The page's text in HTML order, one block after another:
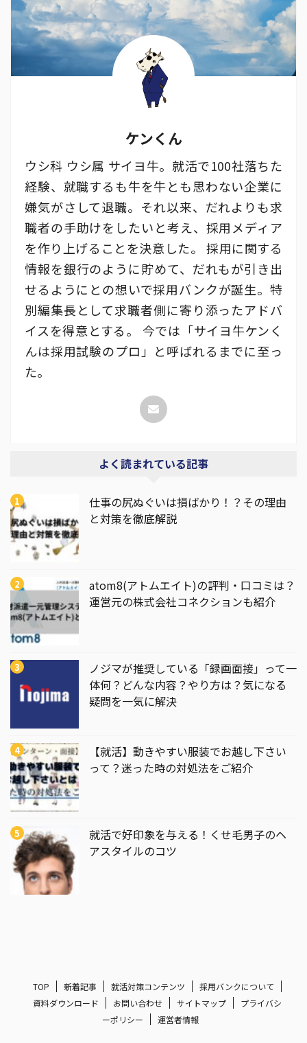
ケンくん
ウシ科 ウシ属 サイヨ牛。就活で100社落ちた
経験、就職するも牛を牛とも思わない企業に
嫌気がさして退職。それ以来、だれよりも求
職者の手助けをしたいと考え、採用メディア
を作り上げることを決意した。 採用に関する
情報を銀行のように貯めて、だれもが引き出
せるようにとの想いで採用バンクが誕生。特
別編集長として求職者側に寄り添ったアドバ
イスを得意とする。 今では「サイヨ牛ケンく
んは採用試験のプロ」と呼ばれるまでに至っ
た。
よく読まれている記事
仕事の尻ぬぐいは損ばかり！？その理由
と対策を徹底解説
atom8(アトムエイト)の評判・口コミは？
運営元の株式会社コネクションも紹介
ノジマが推奨している「録画面接」って一
体何？どんな内容？やり方は？気になる
疑問を一気に解決
【就活】動きやすい服装でお越し下さい
って？迷った時の対処法をご紹介
就活で好印象を与える！くせ毛男子のヘ
アスタイルのコツ
TOP 新着記事 就活対策コンテンツ
採用バンクについて
資料ダウンロード
お問い合わせ サイトマップ
プライバシ
ーポリシー
運営者情報